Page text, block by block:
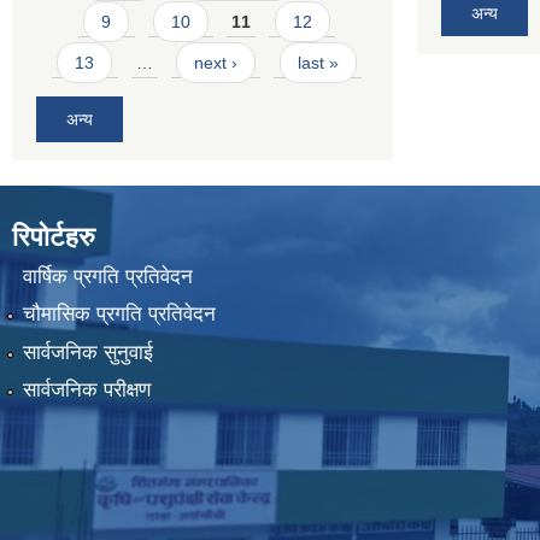
9 10 11 12
13 next › last »
अन्य
अन्य
रिपोर्टहरु
वार्षिक प्रगति प्रतिवेदन
चौमासिक प्रगति प्रतिवेदन
सार्वजनिक सुनुवाई
सार्वजनिक परीक्षण